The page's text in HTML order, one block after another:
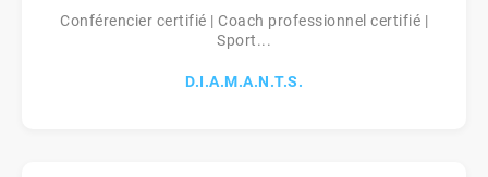
Conférencier certifié | Coach professionnel certifié |
Sport...
D.I.A.M.A.N.T.S.